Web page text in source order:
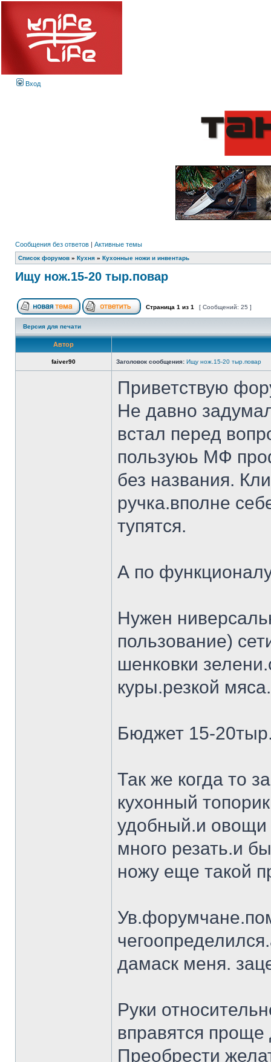
Вход
Сообщения без ответов | Активные темы
Список форумов » Кухня » Кухонные ножи и инвентарь
Ищу нож.15-20 тыр.повар
Страница 1 из 1 [ Сообщений: 25 ]
Версия для печати
Автор
faiver90 Заголовок сообщения: Ищу нож.15-20 тыр.повар
Приветствую
Не давно
встал перед
пользуюь МФ
без названия.
ручка.вполне
тупятся.
А по
Нужен
пользование)
шенковки
куры.резкой
Бюджет 15-
Так же когда то
кухонный
удобный.и овощи
много резать.и
ножу еще такой
дамаск меня.
Руки
вправятся
Преобрести